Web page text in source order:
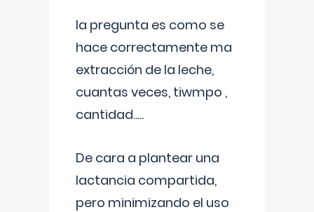
la pregunta es como se
hace correctamente ma
extracción de la leche,
cuantas veces, tiwmpo ,
cantidad.....
De cara a plantear una
lactancia compartida,
pero minimizando el uso